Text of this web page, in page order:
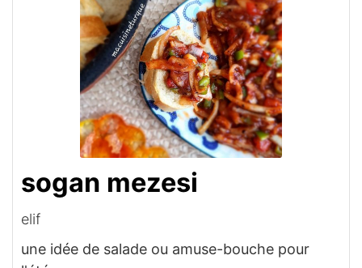
sogan mezesi
elif
une idée de salade ou amuse-bouche pour